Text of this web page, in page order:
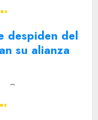
despiden del
su alianza